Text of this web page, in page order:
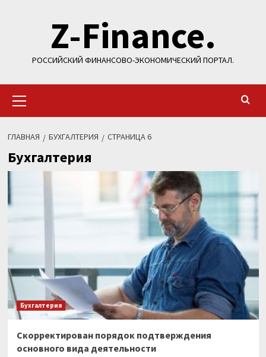
содержимомуZ-Finance.
РОССИЙСКИЙ ФИНАНСОВО-ЭКОНОМИЧЕСКИЙ ПОРТАЛ.
меню
ГЛАВНАЯ БУХГАЛТЕРИЯ СТРАНИЦА 6
Бухгалтерия
Бухгалтерия
Скорректирован порядок подтверждения
основного вида деятельности